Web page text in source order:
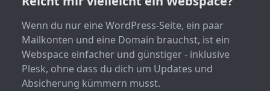
Wenn du nur eine WordPress-Seite, ein paar
Mailkonten und eine Domain brauchst, ist ein
Webspace einfacher und günstiger - inklusive
Plesk, ohne dass du dich um Updates und
Absicherung kümmern musst.